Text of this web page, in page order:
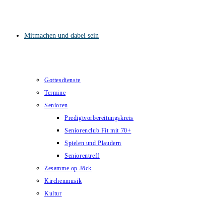
Mitmachen und dabei sein
Gottesdienste
Termine
Senioren
Predigtvorbereitungskreis
Seniorenclub Fit mit 70+
Spielen und Plaudern
Seniorentreff
Zesamme op Jöck
Kirchenmusik
Kultur